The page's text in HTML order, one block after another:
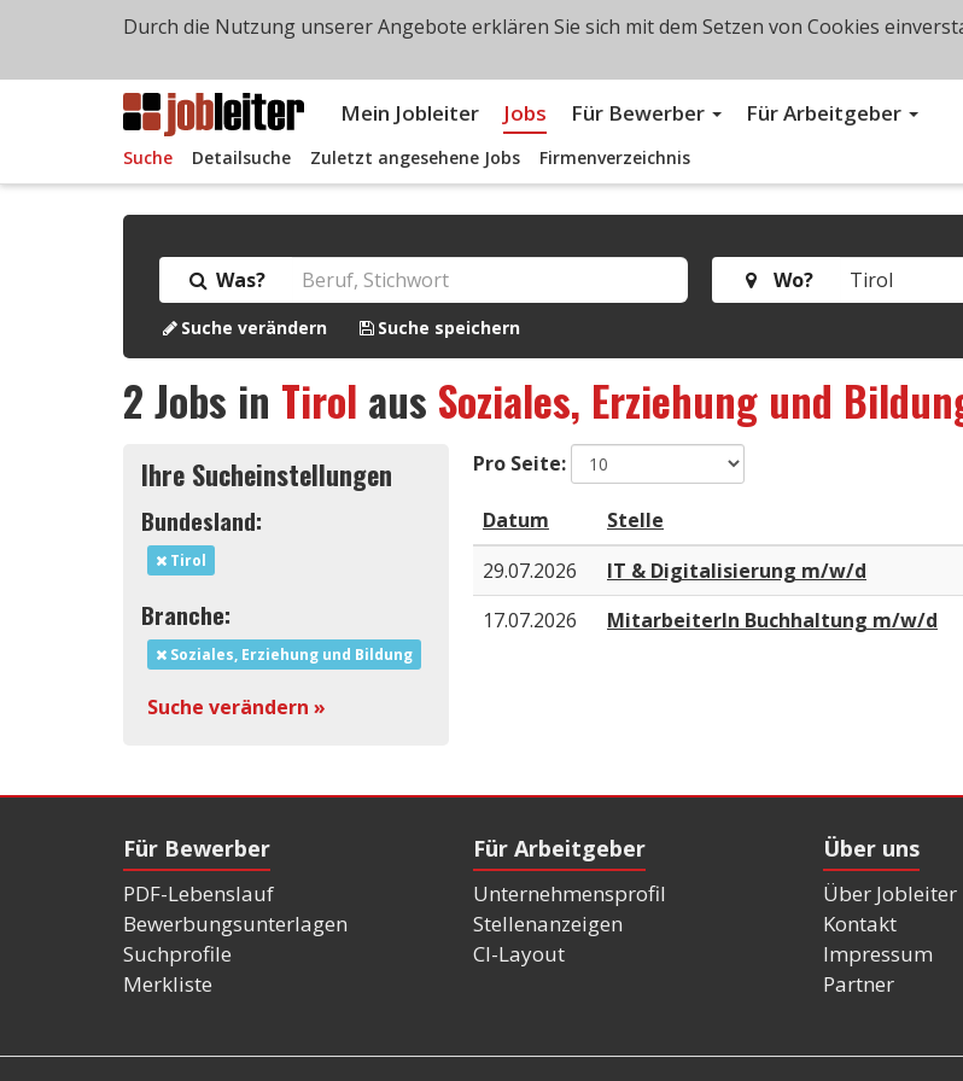
Mein Jobleiter Jobs Für Bewerber Für Arbeitgeber
Suche Detailsuche Zuletzt angesehene Jobs Firmenverzeichnis
Was? Wo?
Suche verändern Suche speichern
2Jobs in Tirol aus Soziales, Erziehung und
Ihre Sucheinstellungen
Bundesland:
Tirol
Branche:
Soziales, Erziehung und Bildung
Suche verändern »
Pro Seite:
Datum Stelle
29.07.2026
IT & Digitalisierung m/w/d
17.07.2026
MitarbeiterIn Buchhaltung m/w/d
Für Bewerber
PDF-Lebenslauf
Bewerbungsunterlagen
Suchprofile
Merkliste
Für Arbeitgeber
Unternehmensprofil
Stellenanzeigen
CI-Layout
Über uns
Über Jobleiter
Kontakt
Impressum
Partner
Durch die Nutzung unserer Angebote erklären Sie sich mit dem Setzen von Cookies